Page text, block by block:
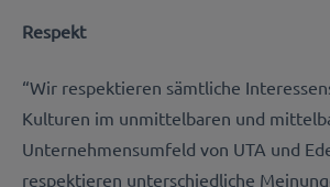
Respekt
“Wir respektieren sämtliche
Kulturen im unmittelbaren und
Unternehmensumfeld von UTA und
respektieren unterschiedliche